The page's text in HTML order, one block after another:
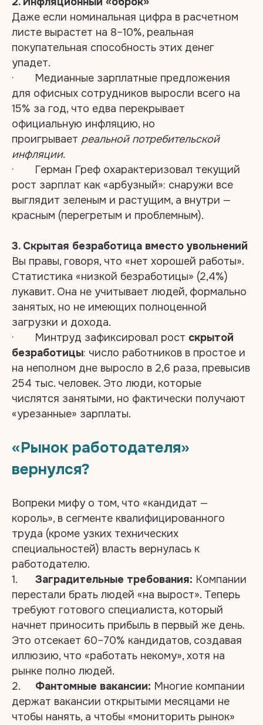
Даже если номинальная цифра в расчетном
листе вырастет на 8–10%, реальная
покупательная способность этих денег
упадет.
· Медианные зарплатные предложения
для офисных сотрудников выросли всего на
15% за год, что едва перекрывает
официальную инфляцию, но
проигрывает реальной потребительской
инфляции.
· Герман Греф охарактеризовал текущий
рост зарплат как «арбузный»: снаружи все
выглядит зеленым и растущим, а внутри —
красным (перегретым и проблемным).
3. Скрытая безработица вместо увольнений
Вы правы, говоря, что «нет хорошей работы».
Статистика «низкой безработицы» (2,4%)
лукавит. Она не учитывает людей, формально
занятых, но не имеющих полноценной
загрузки и дохода.
· Минтруд зафиксировал рост скрытой
безработицы: число работников в простое и
на неполном дне выросло в 2,6 раза, превысив
254 тыс. человек. Это люди, которые
числятся занятыми, но фактически получают
«урезанные» зарплаты.
«Рынок работодателя»
вернулся?
Вопреки мифу о том, что «кандидат —
король», в сегменте квалифицированного
труда (кроме узких технических
специальностей) власть вернулась к
работодателю.
1. Заградительные требования: Компании
перестали брать людей «на вырост». Теперь
требуют готового специалиста, который
начнет приносить прибыль в первый же день.
Это отсекает 60–70% кандидатов, создавая
иллюзию, что «работать некому», хотя на
рынке полно людей.
2. Фантомные вакансии: Многие компании
держат вакансии открытыми месяцами не
чтобы нанять, а чтобы «мониторить рынок»